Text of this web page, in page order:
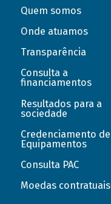
Quem somos
Onde atuamos
Transparência
Consulta a
financiamentos
Resultados para a
sociedade
Credenciamento de
Equipamentos
Consulta PAC
Moedas contratuais